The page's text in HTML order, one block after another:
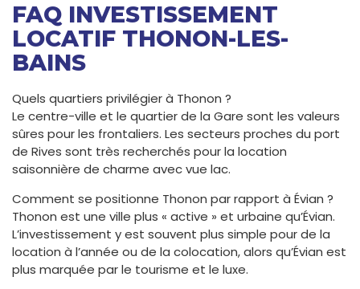
FAQ INVESTISSEMENT
LOCATIF THONON-LES-
BAINS
Quels quartiers privilégier à Thonon ?
Le centre-ville et le quartier de la Gare sont les valeurs
sûres pour les frontaliers. Les secteurs proches du port
de Rives sont très recherchés pour la location
saisonnière de charme avec vue lac.
Comment se positionne Thonon par rapport à Évian ?
Thonon est une ville plus « active » et urbaine qu’Évian.
L’investissement y est souvent plus simple pour de la
location à l’année ou de la colocation, alors qu’Évian est
plus marquée par le tourisme et le luxe.